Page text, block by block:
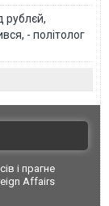
рублєй,
- політолог
і прагне
Affairs